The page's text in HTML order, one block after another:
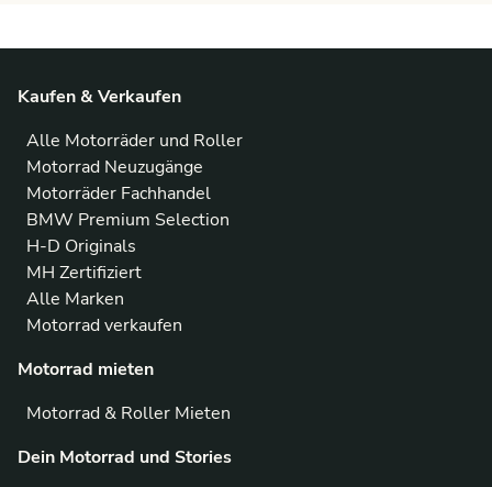
Kaufen & Verkaufen
Alle Motorräder und Roller
Motorrad Neuzugänge
Motorräder Fachhandel
BMW Premium Selection
H-D Originals
MH Zertifiziert
Alle Marken
Motorrad verkaufen
Motorrad mieten
Motorrad & Roller Mieten
Dein Motorrad und Stories